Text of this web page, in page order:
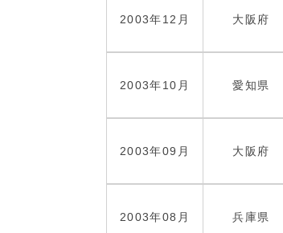
2003年12月 大阪府
2003年10月 愛知県
2003年09月 大阪府
2003年08月 兵庫県